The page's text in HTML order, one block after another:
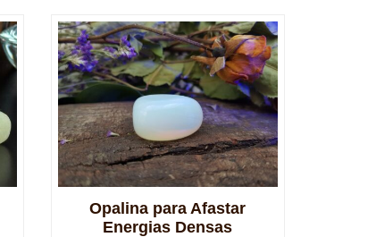
Opalina para Afastar
Energias Densas